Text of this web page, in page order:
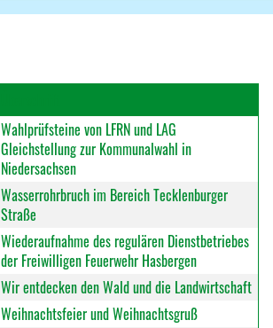
Wahlprüfsteine von LFRN und LAG
Gleichstellung zur Kommunalwahl in
Niedersachsen
Wasserrohrbruch im Bereich Tecklenburger
Straße
Wiederaufnahme des regulären Dienstbetriebes
der Freiwilligen Feuerwehr Hasbergen
Wir entdecken den Wald und die Landwirtschaft
Weihnachtsfeier und Weihnachtsgruß